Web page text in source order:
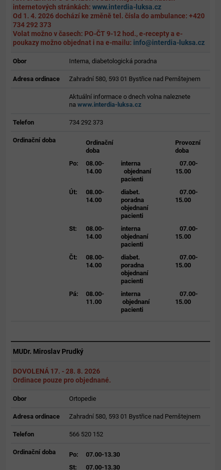
internetových stránkách: www.interdia-luksa.cz
Od 1. 4. 2026 dochází ke změně tel. čísla do ambulance: +420
734 292 373
Volat možno v časech: PO-ČT 9-12 hod., e-recepty a e-
poukazy možno objednat i na e-mailu: info@interdia-luksa.cz
Obor Interna, diabetologická poradna
Adresa ordinace Zahradní 580, 593 01 Bystřice nad Pernštejnem
Aktuální informace o dnech volna naleznete
na www.interdia-luksa.cz
Telefon 734 292 373
Ordinační doba
Ordinační
doba
Provozní
doba
Po:
08.00-
14.00
interna
objednaní
pacienti
07.00-
15.00
Út:
08.00-
14.00
diabet.
poradna
objednaní
pacienti
07.00-
15.00
St:
08.00-
14.00
interna
objednaní
pacienti
07.00-
15.00
Čt:
08.00-
14.00
diabet.
poradna
objednaní
pacienti
07.00-
15.00
Pá:
08.00-
11.00
interna
objednaní
pacienti
07.00-
15.00
MUDr. Miroslav Prudký
DOVOLENÁ 17. - 28. 8. 2026
Ordinace pouze pro objednané.
Obor Ortopedie
Adresa ordinace Zahradní 580, 593 01 Bystřice nad Pernštejnem
Telefon 566 520 152
Ordinační doba Po:
07.00-13.30
St:
07.00-13.30